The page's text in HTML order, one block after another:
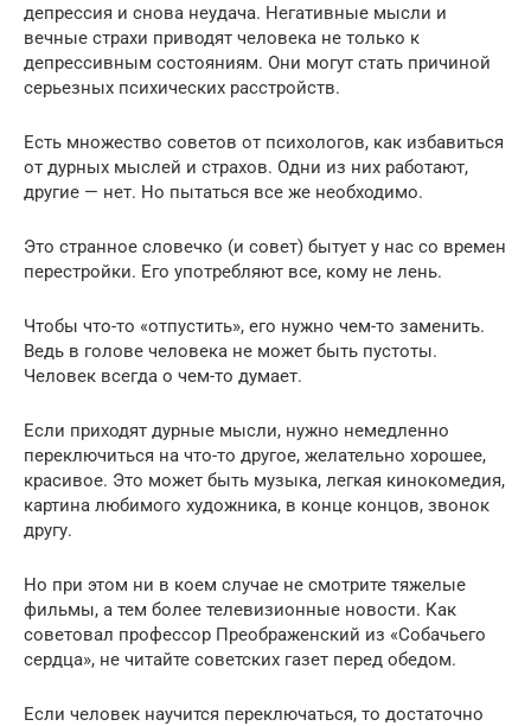
депрессия и снова неудача. Негативные мысли и
вечные страхи приводят человека не только к
депрессивным состояниям. Они могут стать причиной
серьезных психических расстройств.
Есть множество советов от психологов, как избавиться
от дурных мыслей и страхов. Одни из них работают,
другие — нет. Но пытаться все же необходимо.
Это странное словечко (и совет) бытует у нас со времен
перестройки. Его употребляют все, кому не лень.
Чтобы что-то «отпустить», его нужно чем-то заменить.
Ведь в голове человека не может быть пустоты.
Человек всегда о чем-то думает.
Если приходят дурные мысли, нужно немедленно
переключиться на что-то другое, желательно хорошее,
красивое. Это может быть музыка, легкая кинокомедия,
картина любимого художника, в конце концов, звонок
другу.
Но при этом ни в коем случае не смотрите тяжелые
фильмы, а тем более телевизионные новости. Как
советовал профессор Преображенский из «Собачьего
сердца», не читайте советских газет перед обедом.
Если человек научится переключаться, то достаточно